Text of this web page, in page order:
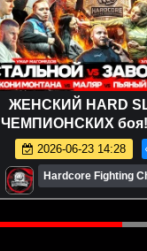
ЖЕНСКИЙ HARD
ЧЕМПИОНСКИХ
ХАРДКОРА! ABC
2026-06-23 14:28
Hardcore Fighting